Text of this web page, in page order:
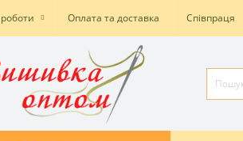
Оплата та доставка Співпраця